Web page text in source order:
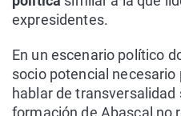
expresidentes.
En un escenario político
socio potencial necesario
hablar de transversalidad
formación de Abascal no